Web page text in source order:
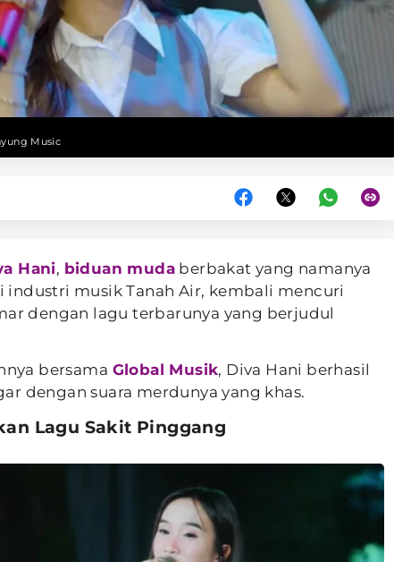
Music
Hani, biduan mudaberbakat yang namanya
industri musik Tanah Air, kembali mencuri
dengan lagu terbarunya yang berjudul
bersama Global Musik, Diva Hani berhasil
dengan suara merdunya yang khas.
Lagu Sakit Pinggang